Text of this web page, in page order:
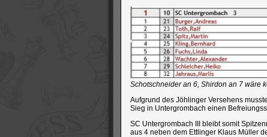
Schotschneider an 6, Shirdon an 7 wäre
Aufgrund des Jöhlinger Versehens
Sieg in Untergrombach einen
SC Untergrombach III bleibt somit
aus 4 neben dem Ettlinger Klaus Müller